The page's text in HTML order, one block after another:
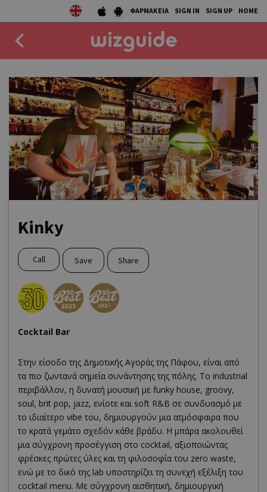
ΦΑΡΜΑΚΕΙΑ SIGN IN SIGN UP HOME
DRINK
50 BEST
AGENDA
COLLECTIONS
Kinky
Call Save Share
Cocktail Bar
Στην είσοδο της Δημοτικής Αγοράς της Πάφου, είναι από
τα πιο ζωντανά σημεία συνάντησης της πόλης. Το industrial
περιβάλλον, η δυνατή μουσική με funky house, groovy,
soul, brit pop, jazz, ενίοτε και soft R&B σε συνδυασμό με
το ιδιαίτερο vibe του, δημιουργούν μια ατμόσφαιρα που
το κρατά γεμάτο σχεδόν κάθε βράδυ. Η μπάρα ακολουθεί
μια σύγχρονη προσέγγιση στο cocktail, αξιοποιώντας
φρέσκες πρώτες ύλες και τη φιλοσοφία του zero waste,
ενώ με το δικό της lab υποστηρίζει τη συνεχή εξέλιξη του
cocktail menu. Με σύγχρονη αισθητική, δημιουργική